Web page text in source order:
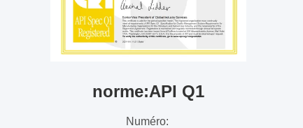
norme:API Q1
Numéro: